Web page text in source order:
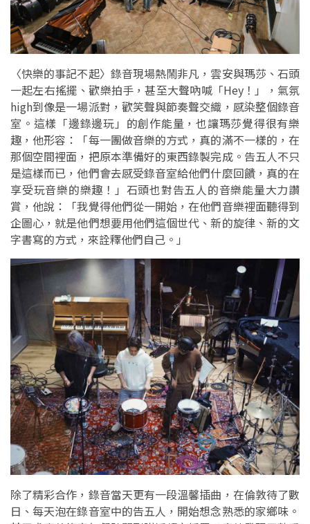
〈快樂的事記不起〉錄音現場熱鬧非凡，雲安與瑪莎、石頭
一起左右搖擺、歡樂拍手，甚至大聲吶喊「Hey！」，氣氛
high到像是一場派對，歡笑聲與節奏聲交織，感染整個錄音
室。這樣「邊錄邊玩」的創作能量，也讓瑪莎覺得很有樂
趣，他形容：「每一團做音樂的方式，真的滿不一樣的，在
那個空間裡面，把原本準備好的東西錄製完成。告五人不只
是這樣而已，他們會去感受錄音室給他們什麼回饋，真的在
享受玩音樂的樂趣！」石頭也對告五人的音樂能量大力讚
賞，他說：「我覺得他們從一開始，在他們音樂裡面聽得到
企圖心，就是他們想要用他們這個世代、新的旋律、新的文
字書寫的方式，來詮釋他們自己。」
除了精彩合作，錄音當天更有一段溫馨插曲，在倫敦待了數
日、每天泡在錄音室中的告五人，開始想念熟悉的家鄉味。